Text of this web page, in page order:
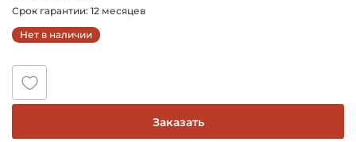
Срок гарантии: 12 месяцев
Нет в наличии
Заказать